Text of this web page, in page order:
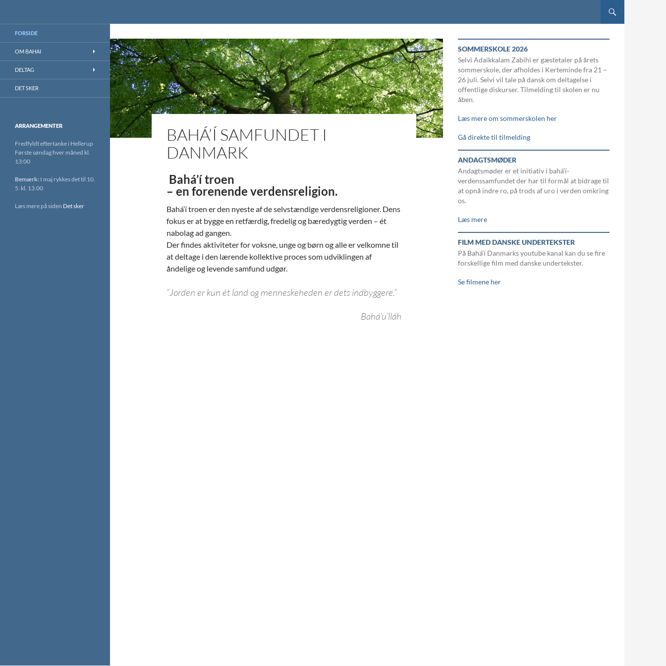
BAHÁ’Í SAMFUNDET I
DANMARK
Bahá’í troen
– en forenende verdensreligion.
Bahá’í troen er den nyeste af de selvstændige verdensreligioner. Dens
fokus er at bygge en retfærdig, fredelig og bæredygtig verden – ét
nabolag ad gangen.
Der findes aktiviteter for voksne, unge og børn og alle er velkomne til
at deltage i den lærende kollektive proces som udviklingen af
åndelige og levende samfund udgør.
“Jorden er kun ét land og menneskeheden er dets indbyggere.”
Bahá’u’lláh
SOMMERSKOLE 2026
Selvi Adaikkalam Zabihi er gæstetaler på årets
sommerskole, der afholdes i Kerteminde fra 21 –
26 juli. Selvi vil tale på dansk om deltagelse i
offentlige diskurser. Tilmelding til skolen er nu
åben.
Læs mere om sommerskolen her
Gå direkte til tilmelding
ANDAGTSMØDER
Andagtsmøder er et initiativ i bahá’í-
verdenssamfundet der har til formål at bidrage til
at opnå indre ro, på trods af uro i verden omkring
os.
Læs mere
FILM MED DANSKE UNDERTEKSTER
På Bahá’í Danmarks youtube kanal kan du se fire
forskellige film med danske undertekster.
Se filmene her
FORSIDE
OM BAHAI
DELTAG
DET SKER
ARRANGEMENTER
Fredfyldt eftertanke i Hellerup
Første søndag hver måned kl.
13:00
Bemærk: I maj rykkes det til 10.
5. kl. 13.00
Læs mere på siden Det sker